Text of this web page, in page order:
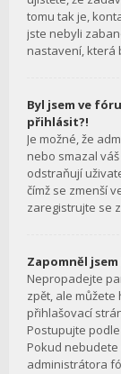
tomu tak je,
jste nebyli
nastavení, která
Byl jsem ve
přihlásit?!
Je možné, že
nebo smazal
odstraňují
čímž se zmenší
zaregistrujte se
Zapomněl
Nepropadejte
zpět, ale
přihlašovací
Postupujte
Pokud
administrátora